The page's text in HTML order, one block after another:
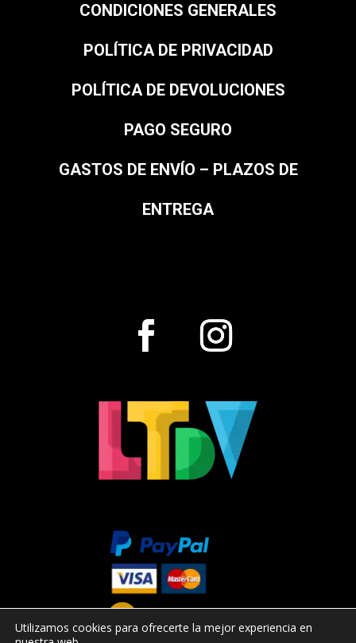
CONDICIONES GENERALES
POLÍTICA DE PRIVACIDAD
POLÍTICA DE DEVOLUCIONES
PAGO SEGURO
GASTOS DE ENVÍO – PLAZOS DE
ENTREGA
Utilizamos cookies para ofrecerte la mejor experiencia en